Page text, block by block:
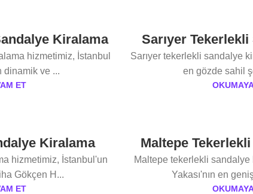
Kiralama
hizmetimiz, İstanbul
dinamik ve ...
ET
Sarıyer
Sarıyer tekerlekli sandalye
en gözde sahil
Kiralama
hizmetimiz, İstanbul'un
Gökçen H...
ET
Maltepe
Maltepe tekerlekli
Yakası'nın en